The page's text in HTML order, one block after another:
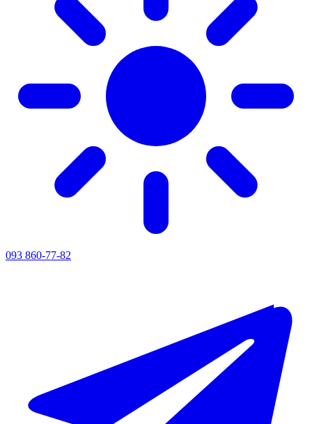
093 860-77-82